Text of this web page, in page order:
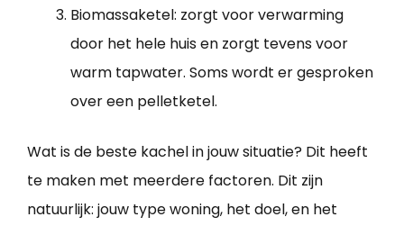
Biomassaketel: zorgt voor verwarming
door het hele huis en zorgt tevens voor
warm tapwater. Soms wordt er gesproken
over een pelletketel.
Wat is de beste kachel in jouw situatie? Dit heeft
te maken met meerdere factoren. Dit zijn
natuurlijk: jouw type woning, het doel, en het